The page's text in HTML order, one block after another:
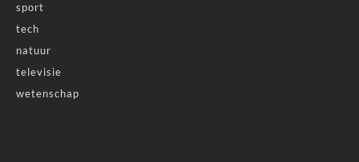
sport
tech
natuur
televisie
wetenschap